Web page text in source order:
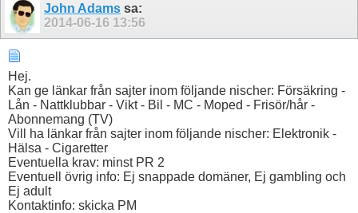
John Adams sa:
2014-06-16 13:56
Hej.
Kan ge länkar från sajter inom följande nischer: Försäkring -
Lån - Nattklubbar - Vikt - Bil - MC - Moped - Frisör/hår -
Abonnemang (TV)
Vill ha länkar från sajter inom följande nischer: Elektronik -
Hälsa - Cigaretter
Eventuella krav: minst PR 2
Eventuell övrig info: Ej snappade domäner, Ej gambling och
Ej adult
Kontaktinfo: skicka PM